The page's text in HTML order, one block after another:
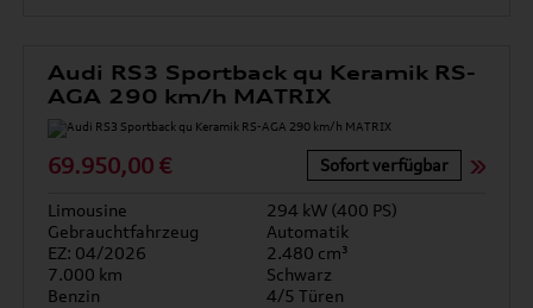
Audi RS3 Sportback qu Keramik RS-
AGA 290 km/h MATRIX
69.950,00 € Sofort verfügbar
Limousine
294 kW (400 PS)
Gebrauchtfahrzeug
Automatik
EZ: 04/2026
2.480 cm³
7.000 km
Schwarz
Benzin
4/5 Türen